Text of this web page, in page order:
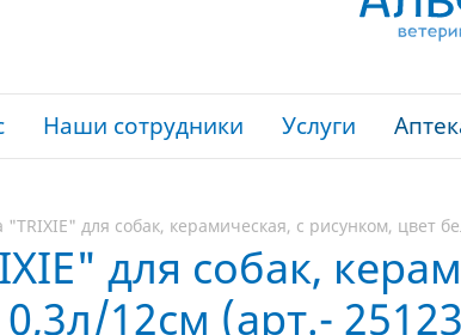
Наши сотрудники Услуги
"TRIXIE" для собак, керамическая, с рисунком, цвет
для собак,
12см (арт.-